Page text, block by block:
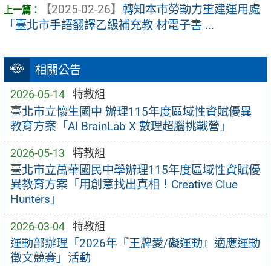
相關公告
2026-05-14 特教組
臺北市立懷生國中 辦理115年度區域性資賦優異
教育方案「AI BrainLab X 數理超腦挑戰營」
2026-05-13 特教組
臺北市立萬華國民中學辦理115年度區域性資賦優
異教育方案「用創意找出真相！Creative Clue
Hunters」
2026-03-04 特教組
運動部辦理「2026年『王牌愛/礙運動』適應運動
徵文競賽」活動
【2025-02-26】 轉知本市勞動力重建運用處
「臺北市手語翻譯乙級補充教 材電子書 ...